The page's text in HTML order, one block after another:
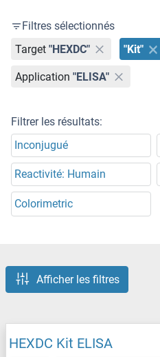
Filtres sélectionnés
Target "HEXDC" "Kit"
Application "ELISA"
Filtrer les résultats:
Inconjugué
Reactivité: Humain
Colorimetric
Afficher les filtres
HEXDC Kit ELISA